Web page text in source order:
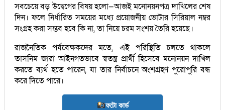
সবচেয়ে বড় উদ্বেগের বিষয় হলো—আজই মনোনয়নপত্র দাখিলের শেষ
দিন। ফলে নির্ধারিত সময়ের মধ্যে প্রয়োজনীয় ভোটার সিরিয়াল নম্বর
সংগ্রহ করা সম্ভব হবে কি না, তা নিয়ে চরম সংশয় তৈরি হয়েছে।
রাজনৈতিক পর্যবেক্ষকদের মতে, এই পরিস্থিতি চলতে থাকলে
তাসনিম জারা আইনগতভাবে স্বতন্ত্র প্রার্থী হিসেবে মনোনয়ন দাখিল
করতে ব্যর্থ হতে পারেন, যা তার নির্বাচনে অংশগ্রহণ পুরোপুরি বন্ধ
করে দিতে পারে।
ফটো কার্ড